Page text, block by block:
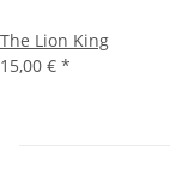
The Lion King
15,00 € *